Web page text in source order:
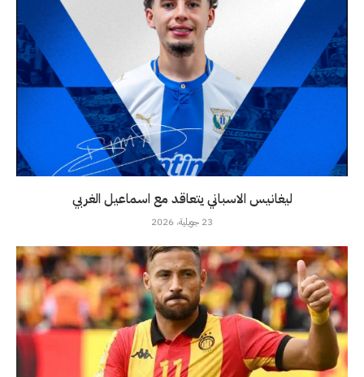
ليغانيس الاسباني يتعاقد مع اسماعيل الغربي
23 جويلية، 2026